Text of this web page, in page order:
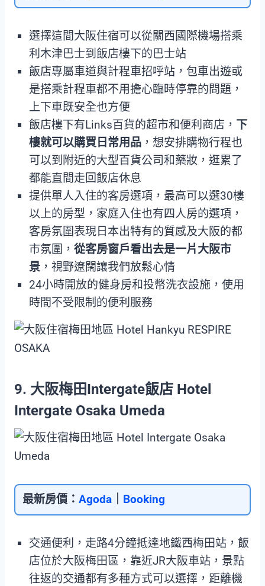
選擇這間大阪住宿可以從關西國際機場搭乘
利木津巴士到飯店樓下的巴士站
飯店專屬車道與計程車招呼站，包車出遊或
是搭乘計程車都不用擔心臨時停靠的問題，
上下車既安全也方便
飯店樓下有Links百貨的超市和便利商店， 下
樓就可以購買日常用品 ，想安排購物行程也
可以到附近的大型百貨公司和藥妝，逛累了
都能直間走回飯店休息
提供單人入住的客房選項，最高可以選30樓
以上的房型，家庭入住也有四人房的選項，
客房氛圍表現日本出特有的質感及大阪的都
市氛圍， 從客房窗戶看出去是一片大阪市
景 ，視野遼闊讓我們放鬆心情
24小時開放的健身房和投幣洗衣設施，使用
時間不受限制的便利服務
9. 大阪梅田Intergate飯店 Hotel
Intergate Osaka Umeda
最新房價： Agoda｜ Booking
交通便利，走路4分鐘抵達地鐵西梅田站，飯
店位於大阪梅田區，靠近JR大阪車站，景點
往返的交通都有多種方式可以選擇，距離機